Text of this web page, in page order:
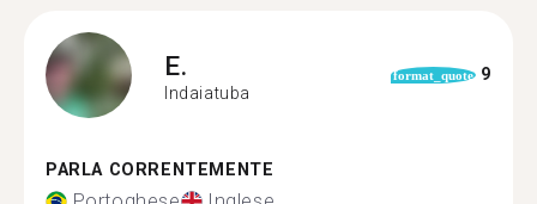
E.
Indaiatuba
format_quote 9
PARLA CORRENTEMENTE